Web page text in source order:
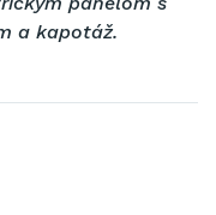
a kapotáž.